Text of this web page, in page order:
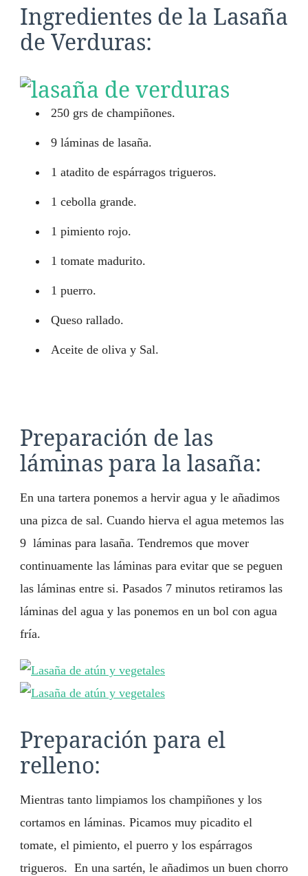
Ingredientes de la Lasaña
de Verduras:
250 grs de champiñones.
9 láminas de lasaña.
1 atadito de espárragos trigueros.
1 cebolla grande.
1 pimiento rojo.
1 tomate madurito.
1 puerro.
Queso rallado.
Aceite de oliva y Sal.
Preparación de las
láminas para la lasaña:
En una tartera ponemos a hervir agua y le añadimos
una pizca de sal. Cuando hierva el agua metemos las
9 láminas para lasaña. Tendremos que mover
continuamente las láminas para evitar que se peguen
las láminas entre si. Pasados 7 minutos retiramos las
láminas del agua y las ponemos en un bol con agua
fría.
Preparación para el
relleno:
Mientras tanto limpiamos los champiñones y los
cortamos en láminas. Picamos muy picadito el
tomate, el pimiento, el puerro y los espárragos
trigueros. En una sartén, le añadimos un buen chorro